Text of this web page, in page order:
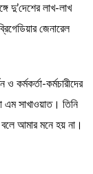
দু’দেশের লাখ-লাখ
জেনারেল
কর্মকর্তা-কর্মচারীদের
এম সাখাওয়াত। তিনি
বলে আমার মনে হয় না।